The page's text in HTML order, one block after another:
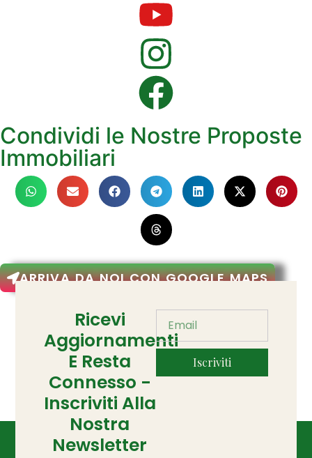
Condividi le Nostre Proposte
Immobiliari
ARRIVA DA NOI CON GOOGLE MAPS
Ricevi
Aggiornamenti
E Resta
Connesso -
Inscriviti Alla
Nostra
Newsletter
Iscriviti